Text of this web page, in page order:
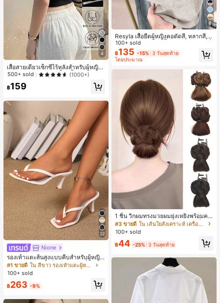
4
เสื้อสายเดี่ยวเซ็กซี่ไร้หลังสำหรับผู้หญิง
พร้อมบราแบบมีฟองน้ำ, เสื้อกล้ามแขน
500+ sold (1000+)
฿159
22
Nione
รองเท้าแตะส้นสูงแบบคีบสำหรับผู้หญิง
สไตล์คลาสสิก สีบล็อก สไตล์แฟรี่ฤดูร้อ
น ส้นเข็ม รองเท้าแตะแบบคีบ รองเท้าแ
ญิง สำหรับออฟฟิศ บ้าน กลางแจ้ง ดีไซ
นท์
#1 ขายดี
ใน สีขาว รองเท้าแตะผู้หญิง
100+ sold
฿263 -9%
6
Resyla เสื้อยืดผู้หญิงคอตัดสี, หลากสี, ล
ายพิมพ์แมวน่ารัก, เสื้อสำหรับออกไปเที่
ยวฤดูร้อน, ดีไซน์กราฟิก, ความรู้สึกพรีเ
มียม, ลำลองอเนกประสงค์, สวมใส่ประ
จำวัน, กลางแจ้ง, ช้อปปิ้ง, การเดินทาง
เสื้อผ้ากลางแจ้ง
100+ sold
฿135 -15% 3 วันสุดท้าย
โดยประมาณ
1 ชิ้น วิกผมทรงมวยผมยุ่งเหยิงพร้อมคลิ
ปหนีบผม, คลิปหนีบผมสังเคราะห์ที่ได้รั
บการอัปเกรดแฟชั่น, วิกผมเส้นใยทนคว
ช้งานง่ายโดยไม่ต้องใช้เครื่องมือ, เหมา
สมบูรณ์แบบสำหรับผู้หญิง คลิปหนีบผม
คลิปหนีบผมสบายๆ แฟชั่นผม คลิปหนีบ
ผมหรูหรา ฤดูร้อน ชายหาด วันหยุด
#3 ขายดี
ใน เส้นใยสังเคราะห์ เครื่องประดับผมผู้หญิง
100+ sold
฿44 -25% 3 วันสุดท้าย